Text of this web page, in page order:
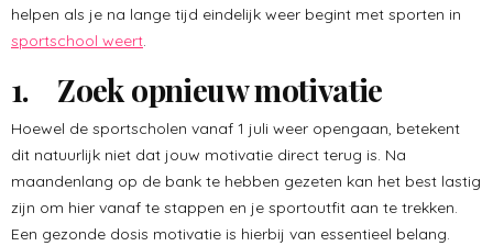
helpen als je na lange tijd eindelijk weer begint met sporten in
sportschool weert.
1. Zoek opnieuw motivatie
Hoewel de sportscholen vanaf 1 juli weer opengaan, betekent
dit natuurlijk niet dat jouw motivatie direct terug is. Na
maandenlang op de bank te hebben gezeten kan het best lastig
zijn om hier vanaf te stappen en je sportoutfit aan te trekken.
Een gezonde dosis motivatie is hierbij van essentieel belang.